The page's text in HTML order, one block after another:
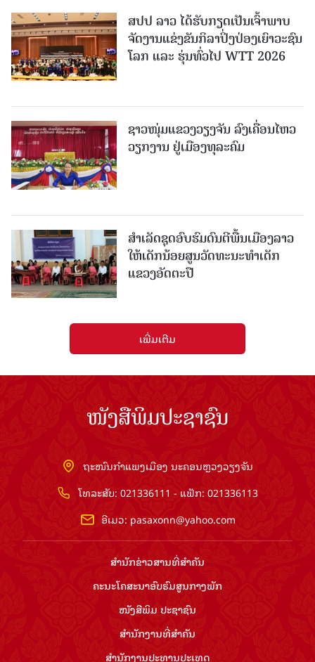
ສປປ ລາວ ໄດ້ຮັບກຽດເປັນເຈົ້າພາບ
ຈັດງານແຂ່ງຂັນກິລາປິ່ງປ່ອງເຍົາວະຊົນ
ໂລກ ແລະ ຮຸ່ນທົ່ວໄປ WTT 2026
ຊາວໜຸ່ມແຂວງວຽງຈັນ ລົງເຄື່ອນໄຫວ
ວຽກງານ ຢູ່ເມືອງທຸລະຄົມ
ສຳເລັດຊຸດອົບຮົມດົນຕີພື້ນເມືອງລາວ
ໃຫ້ເດັກນ້ອຍສູນວັດທະນະທຳເດັກ
ແຂວງອັດຕະປື
ເພີ່ມເຕີມ
ໜັງສືພິມປະຊາຊົນ
ຖະໜົນກຳແພງເມືອງ ນະຄອນຫຼວງວຽງຈັນ
ໂທລະສັບ: 021336111 - ແຟັກ: 021336113
ອີເມວ: pasaxonn@yahoo.com
ສຳ​ນັກ​ຂ່າວ​ສານ​ທີ່​ສຳ​ຄັນ​
ຄະນະໂຄສະນາອົບຮົມ​ສູນ​ກາງ​ພັກ
ໜັງສືພິມ ປະ​ຊາ​ຊົນ
ສຳ​ນັກ​ງານ​ທີ່​ສຳ​ຄັນ
ສຳ​ນັກ​ງານ​ປະ​ທານ​ປະ​ເທດ